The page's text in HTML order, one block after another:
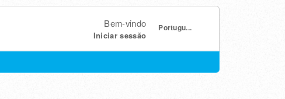
Portugu...
Bem-vindo
Iniciar sessão